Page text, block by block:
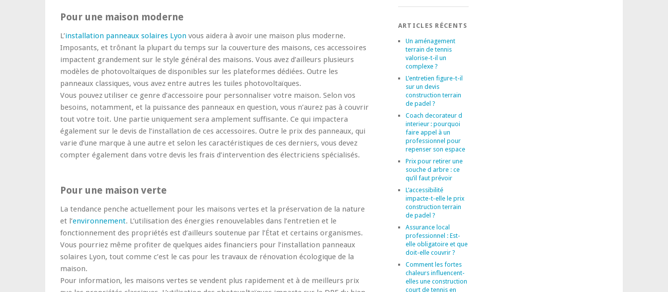
Pour une maison moderne
L’installation panneaux solaires Lyon vous aidera à avoir une maison plus moderne.
Imposants, et trônant la plupart du temps sur la couverture des maisons, ces accessoires
impactent grandement sur le style général des maisons. Vous avez d’ailleurs plusieurs
modèles de photovoltaïques de disponibles sur les plateformes dédiées. Outre les
panneaux classiques, vous avez entre autres les tuiles photovoltaïques.
Vous pouvez utiliser ce genre d’accessoire pour personnaliser votre maison. Selon vos
besoins, notamment, et la puissance des panneaux en question, vous n’aurez pas à couvrir
tout votre toit. Une partie uniquement sera amplement suffisante. Ce qui impactera
également sur le devis de l’installation de ces accessoires. Outre le prix des panneaux, qui
varie d’une marque à une autre et selon les caractéristiques de ces derniers, vous devez
compter également dans votre devis les frais d’intervention des électriciens spécialisés.
Pour une maison verte
La tendance penche actuellement pour les maisons vertes et la préservation de la nature
et l’environnement. L’utilisation des énergies renouvelables dans l’entretien et le
fonctionnement des propriétés est d’ailleurs soutenue par l’État et certains organismes.
Vous pourriez même profiter de quelques aides financiers pour l’installation panneaux
solaires Lyon, tout comme c’est le cas pour les travaux de rénovation écologique de la
maison.
Pour information, les maisons vertes se vendent plus rapidement et à de meilleurs prix
ARTICLES RÉCENTS
Un aménagement
terrain de tennis
valorise-t-il un
complexe ?
L’entretien figure-t-il
sur un devis
construction terrain
de padel ?
Coach decorateur d
interieur : pourquoi
faire appel à un
professionnel pour
repenser son espace
Prix pour retirer une
souche d arbre : ce
qu’il faut prévoir
L’accessibilité
impacte-t-elle le prix
construction terrain
de padel ?
Assurance local
professionnel : Est-
elle obligatoire et que
doit-elle couvrir ?
Comment les fortes
chaleurs influencent-
elles une construction
court de tennis en